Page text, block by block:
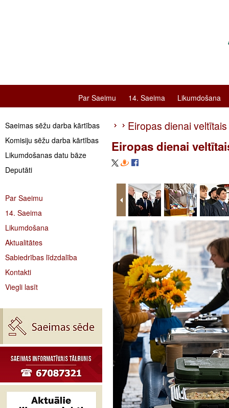
Par Saeimu 14. Saeima Likumdošana
Saeimas sēžu darba kārtības
Komisiju sēžu darba kārtības
Likumdošanas datu bāze
Deputāti
Par Saeimu
14. Saeima
Likumdošana
Aktualitātes
Sabiedrības līdzdalība
Kontakti
Viegli lasīt
Eiropas dienai
Eiropas dienai